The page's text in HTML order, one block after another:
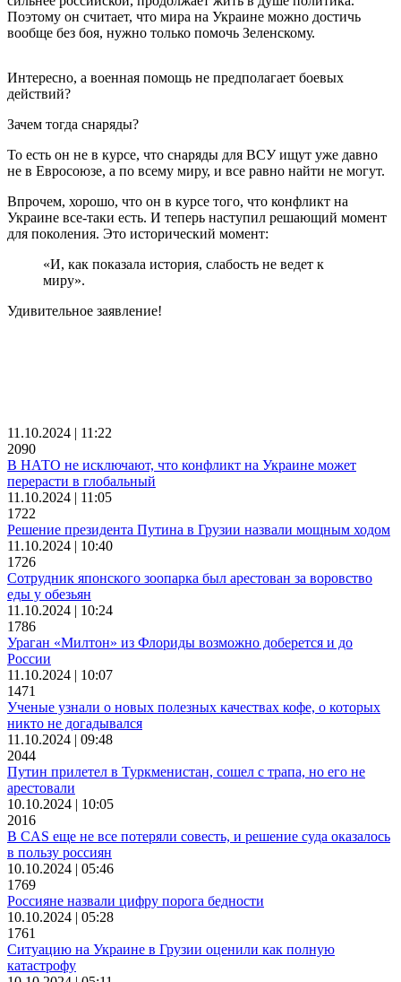
Поэтому он считает, что мира на Украине можно достичь
вообще без боя, нужно только помочь Зеленскому.
Интересно, а военная помощь не предполагает боевых
действий?
Зачем тогда снаряды?
То есть он не в курсе, что снаряды для ВСУ ищут уже давно
не в Евросоюзе, а по всему миру, и все равно найти не могут.
Впрочем, хорошо, что он в курсе того, что конфликт на
Украине все-таки есть. И теперь наступил решающий момент
для поколения. Это исторический момент:
«И, как показала история, слабость не ведет к
миру».
Удивительное заявление!
11.10.2024 | 11:22
2090
В НАТО не исключают, что конфликт на Украине может
перерасти в глобальный
11.10.2024 | 11:05
1722
Решение президента Путина в Грузии назвали мощным ходом
11.10.2024 | 10:40
1726
Сотрудник японского зоопарка был арестован за воровство
еды у обезьян
11.10.2024 | 10:24
1786
Ураган «Милтон» из Флориды возможно доберется и до
России
11.10.2024 | 10:07
1471
Ученые узнали о новых полезных качествах кофе, о которых
никто не догадывался
11.10.2024 | 09:48
2044
Путин прилетел в Туркменистан, сошел с трапа, но его не
арестовали
10.10.2024 | 10:05
2016
В CAS еще не все потеряли совесть, и решение суда оказалось
в пользу россиян
10.10.2024 | 05:46
1769
Россияне назвали цифру порога бедности
10.10.2024 | 05:28
1761
Ситуацию на Украине в Грузии оценили как полную
катастрофу